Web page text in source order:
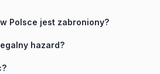
Polsce jest zabroniony?
hazard?